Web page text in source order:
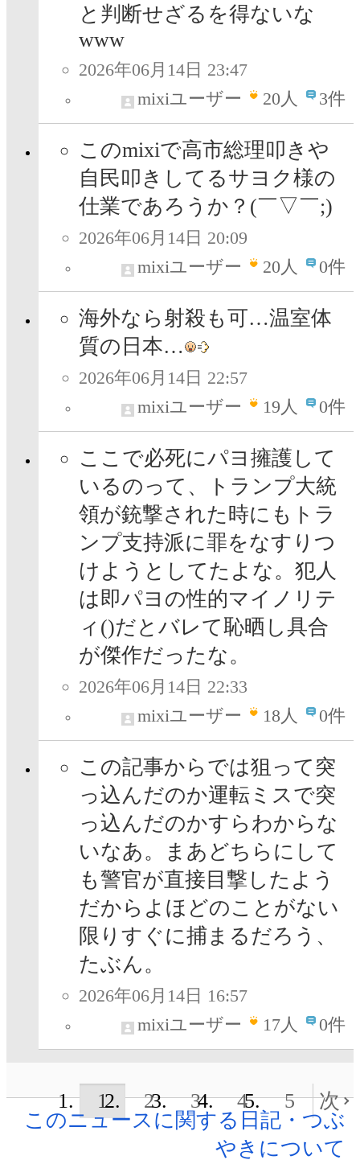
と判断せざるを得ないな
www
2026年06月14日 23:47
mixiユーザー
20人 3件
このmixiで高市総理叩きや
自民叩きしてるサヨク様の
仕業であろうか？(￣▽￣;)
2026年06月14日 20:09
mixiユーザー
20人 0件
海外なら射殺も可…温室体
質の日本…
2026年06月14日 22:57
mixiユーザー
19人 0件
ここで必死にパヨ擁護して
いるのって、トランプ大統
領が銃撃された時にもトラ
ンプ支持派に罪をなすりつ
けようとしてたよな。犯人
は即パヨの性的マイノリテ
ィ()だとバレて恥晒し具合
が傑作だったな。
2026年06月14日 22:33
mixiユーザー
18人 0件
この記事からでは狙って突
っ込んだのか運転ミスで突
っ込んだのかすらわからな
いなあ。まあどちらにして
も警官が直接目撃したよう
だからよほどのことがない
限りすぐに捕まるだろう、
たぶん。
2026年06月14日 16:57
mixiユーザー
17人 0件
1 2 3 4 5
次
このニュースに関する日記・つぶ
やきについて